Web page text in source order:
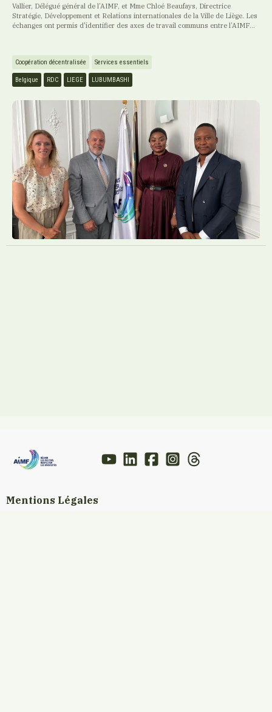
Vallier, Délégué général de l’AIMF, et Mme Chloé Beaufays, Directrice
Stratégie, Développement et Relations internationales de la Ville de Liège. Les
échanges ont permis d'identifier des axes de travail communs entre l’AIMF...
Coopération décentralisée Services essentiels
Belgique RDC LIEGE LUBUMBASHI
Mentions Légales